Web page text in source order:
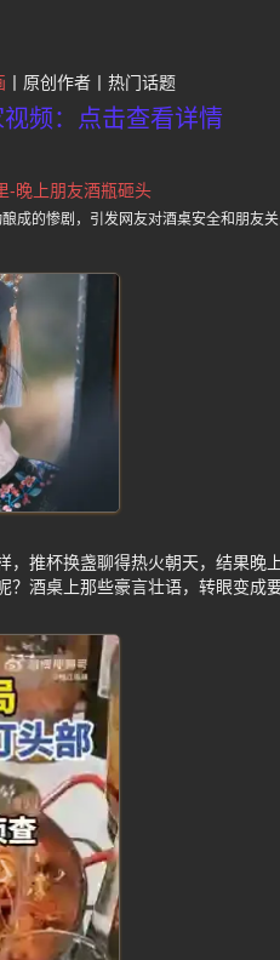
原创作者 热门话题
频：点击查看详情
-晚上朋友酒瓶砸头
成的惨剧，引发网友对酒桌安全和朋友关
推杯换盏聊得热火朝天，结果晚上
酒桌上那些豪言壮语，转眼变成要